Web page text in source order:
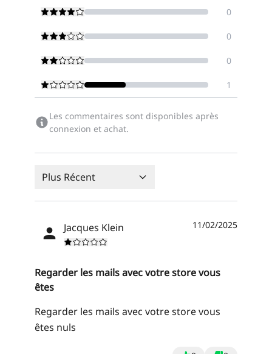
0
0
0
1
Les commentaires sont disponibles après
connexion et achat.
Plus Récent
Jacques Klein 11/02/2025
Regarder les mails avec votre store vous
êtes
Regarder les mails avec votre store vous
êtes nuls